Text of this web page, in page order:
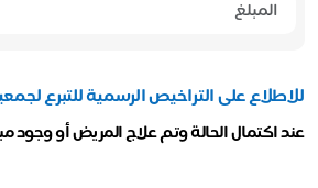
للاطلاع على التراخيص الرسمية للتبرع
عند اكتمال الحالة وتم علاج المريض أو